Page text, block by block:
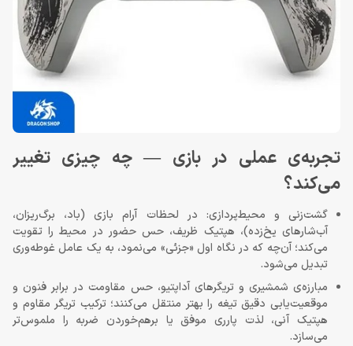
تجربه‌ی عملی در بازی — چه چیزی تغییر
می‌کند؟
گشت‌زنی و محیط‌پردازی: در لحظات آرام بازی (باد، برگ‌ریزان،
آب‌شارهای یخ‌زده)، هپتیک ظریف، حس حضور در محیط را تقویت
می‌کند؛ آن‌چه که در نگاه اول «جزئی» می‌نمود، به یک عامل غوطه‌وری
تبدیل می‌شود.
مبارزه‌ی شمشیری و تریگرهای آداپتیو، حس مقاومت در برابر فنون و
موقعیت‌یابی دقیق تیغه را بهتر منتقل می‌کنند؛ ترکیب تریگر مقاوم و
هپتیک آنی، لذت پارری موفق یا برهم‌خوردن ضربه را ملموس‌تر
می‌سازد.